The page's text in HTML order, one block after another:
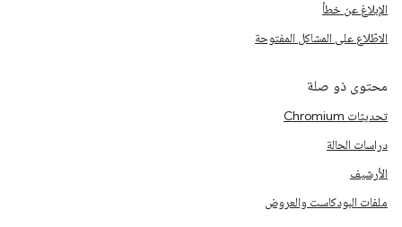
الإبلاغ عن خطأ
الاطّلاع على المشاكل المفتوحة
محتوى ذو صلة
تحديثات Chromium
دراسات الحالة
الأرشيف
ملفات البودكاست والعروض